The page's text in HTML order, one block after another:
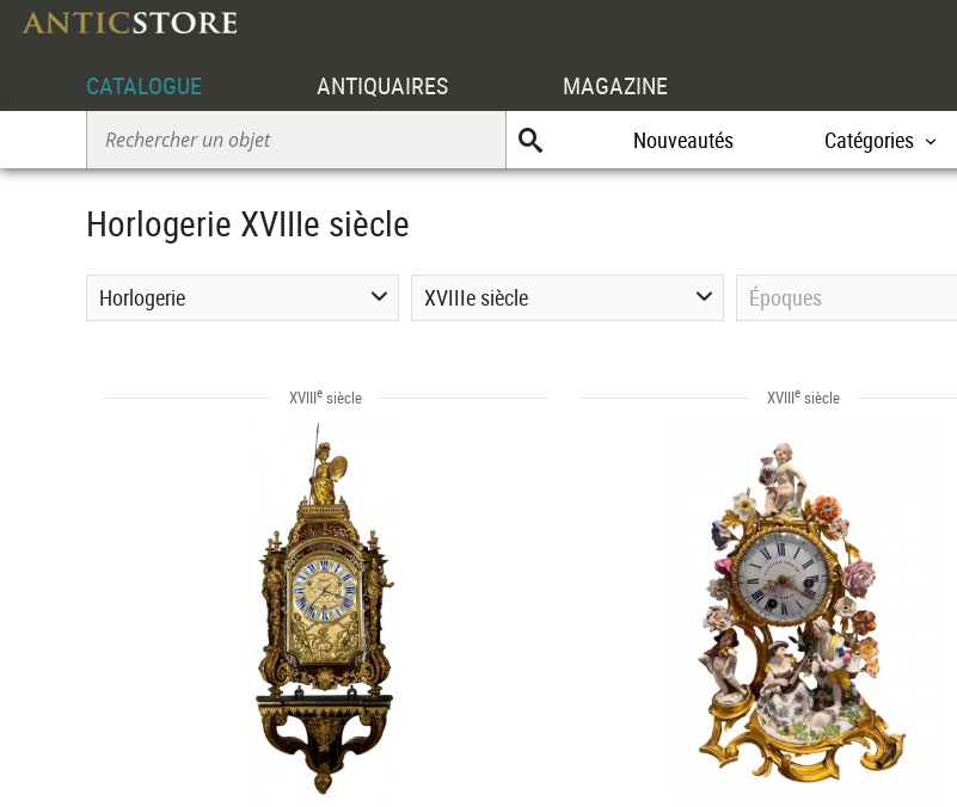
CATALOGUE ANTIQUAIRES MAGAZINE
Nouveautés Catégories
Horlogerie XVIIIe siècle
Horlogerie XVIIIe siècle Époques
XVIIIesiècle XVIIIesiècle